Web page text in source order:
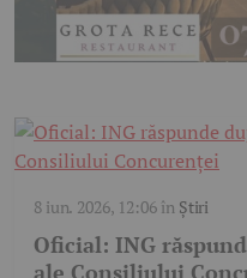
8 iun. 2026, 12:06în Știri
Oficial: ING
ale Consiliului